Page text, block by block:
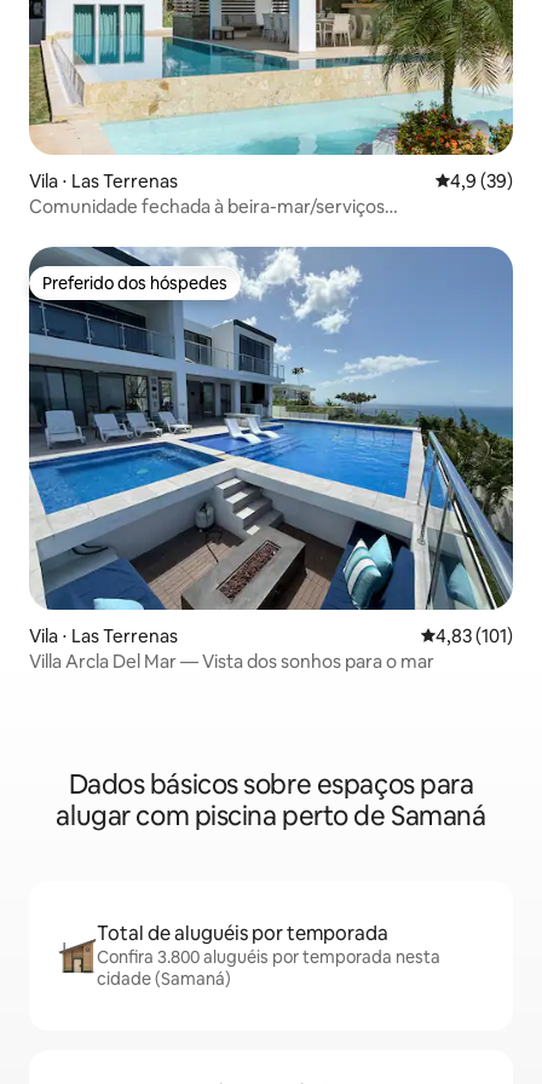
Vila ⋅ Las Terrenas 4,9 de uma
4,9 (39)
Comunidade fechada à beira-mar/serviços
Preferido dos hóspedes
Preferido dos hóspedes
Vila ⋅ Las Terrenas 4,83 de uma
4,83 (101)
Villa Arcla Del Mar — Vista dos sonhos para o mar
Dados básicos sobre espaços para
alugar com piscina perto de Samaná
Total de aluguéis por temporada
Confira 3.800 aluguéis por temporada nesta
cidade (Samaná)